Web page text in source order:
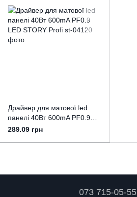
Драйвер для матової led
панелі 40Вт 600mA PF0.9
LED STORY Profi
289.09 грн
073 715-05-55